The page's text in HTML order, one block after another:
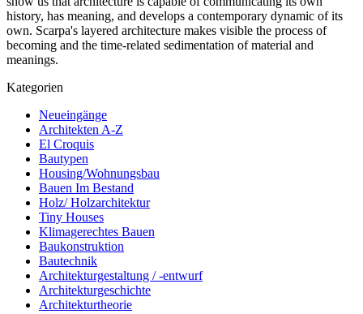
history, has meaning, and develops a contemporary dynamic of its
own. Scarpa's layered architecture makes visible the process of
becoming and the time-related sedimentation of material and
meanings.
Kategorien
Neueingänge
Architekten A-Z
El Croquis
Bautypen
Housing/Wohnungsbau
Bauen Im Bestand
Holz/ Holzarchitektur
Tiny Houses
Klimagerechtes Bauen
Baukonstruktion
Bautechnik
Architekturgestaltung / -entwurf
Architekturgeschichte
Architekturtheorie